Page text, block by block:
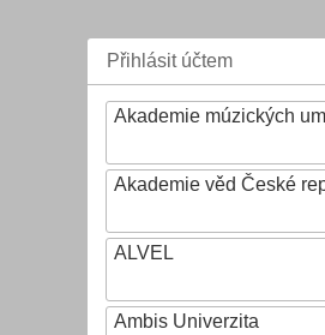
Přihlásit účtem
Akademie múzických
Akademie věd České
ALVEL
Ambis Univerzita